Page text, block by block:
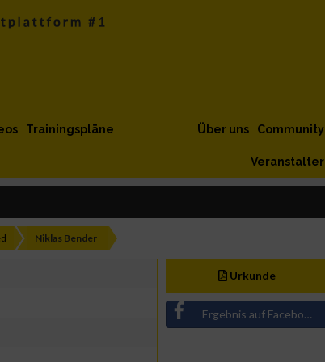
Trainingspläne Community
Über uns
Veranstalter
Niklas Bender
Urkunde
Ergebnis auf Facebook teilen